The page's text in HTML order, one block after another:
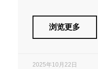
浏览更多
2025年10月22日